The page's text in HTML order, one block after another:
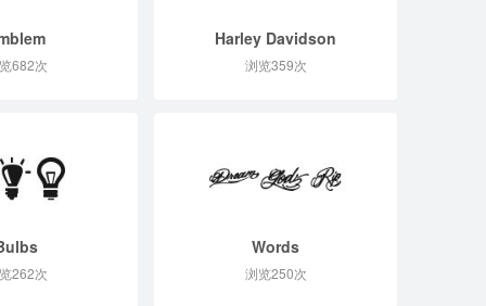
682次
Harley Davidson
浏览359次
262次
Words
浏览250次